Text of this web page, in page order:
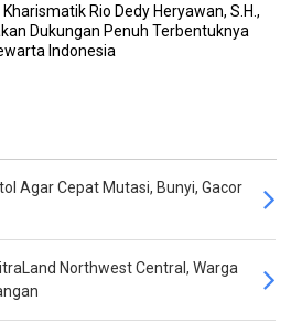
Rio Dedy Heryawan, S.H.,
Dukungan Penuh Terbentuknya
Indonesia
Agar Cepat Mutasi, Bunyi, Gacor
Northwest Central, Warga